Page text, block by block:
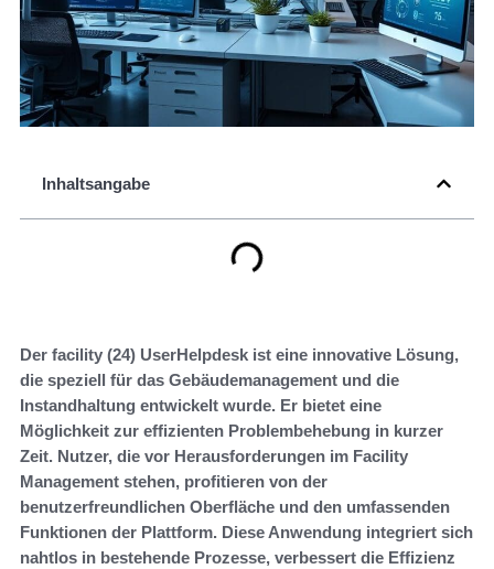
Inhaltsangabe
Der facility (24) UserHelpdesk ist eine innovative Lösung,
die speziell für das Gebäudemanagement und die
Instandhaltung entwickelt wurde. Er bietet eine
Möglichkeit zur effizienten Problembehebung in kurzer
Zeit. Nutzer, die vor Herausforderungen im Facility
Management stehen, profitieren von der
benutzerfreundlichen Oberfläche und den umfassenden
Funktionen der Plattform. Diese Anwendung integriert sich
nahtlos in bestehende Prozesse, verbessert die Effizienz